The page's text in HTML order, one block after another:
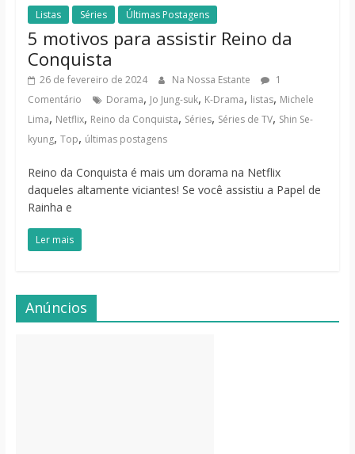
Listas Séries Últimas Postagens
5 motivos para assistir Reino da
Conquista
26 de fevereiro de 2024 Na Nossa Estante
1
Comentário
Dorama, Jo Jung-suk, K-Drama, listas, Michele
Lima, Netflix, Reino da Conquista, Séries, Séries de TV, Shin Se-
kyung, Top, últimas postagens
Reino da Conquista é mais um dorama na Netflix
daqueles altamente viciantes! Se você assistiu a Papel de
Rainha e
Ler mais
Anúncios